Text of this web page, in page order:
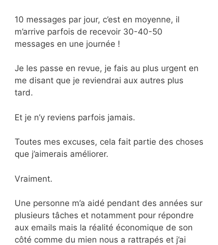
10 messages par jour, c’est en moyenne, il
m’arrive parfois de recevoir 30-40-50
messages en une journée !
Je les passe en revue, je fais au plus urgent en
me disant que je reviendrai aux autres plus
tard.
Et je n’y reviens parfois jamais.
Toutes mes excuses, cela fait partie des choses
que j’aimerais améliorer.
Vraiment.
Une personne m’a aidé pendant des années sur
plusieurs tâches et notamment pour répondre
aux emails mais la réalité économique de son
côté comme du mien nous a rattrapés et j’ai